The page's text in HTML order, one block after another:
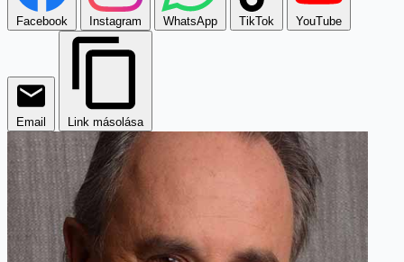
Facebook Instagram WhatsApp TikTok YouTube
Email Link másolása